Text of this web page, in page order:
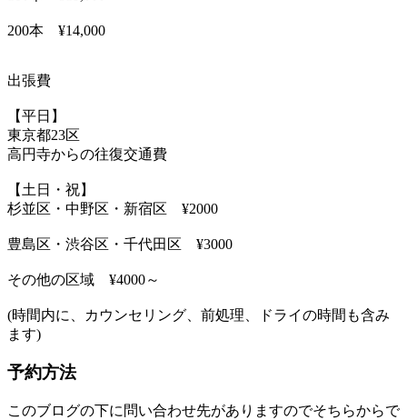
200本 ¥14,000
出張費
【平日】
東京都23区
高円寺からの往復交通費
【土日・祝】
杉並区・中野区・新宿区 ¥2000
豊島区・渋谷区・千代田区 ¥3000
その他の区域 ¥4000～
(時間内に、カウンセリング、前処理、ドライの時間も含み
ます)
予約方法
このブログの下に問い合わせ先がありますのでそちらからで